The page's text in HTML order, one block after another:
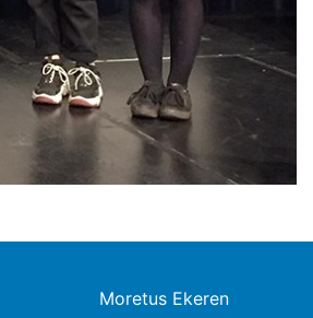
Moretus Ekeren